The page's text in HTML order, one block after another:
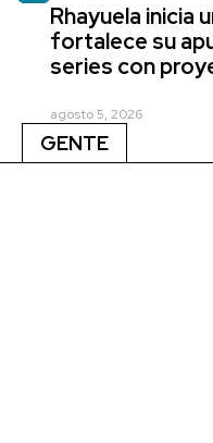
Rhayuela inicia
fortalece su
series con
agosto 5, 2026
GENTE